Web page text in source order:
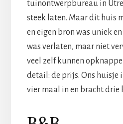
tuinontwerpbureau in
steek laten. Maar dit huis
en eigen bron was uniek
was verlaten, maar niet
veel zelf kunnen
detail: de prijs. Ons huisje
vier maal in en bracht drie